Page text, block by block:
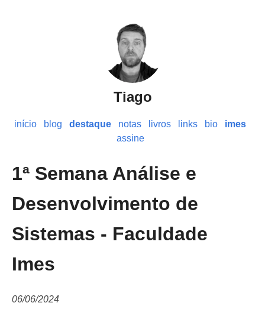
Tiago
início blog destaque notas livros links bio
imes
assine
1ª Semana Análise e
Desenvolvimento de
Sistemas - Faculdade
Imes
06/06/2024